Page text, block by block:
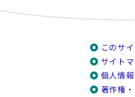
このサ
サイト
個人情
著作権